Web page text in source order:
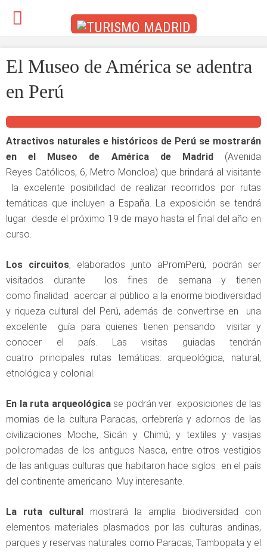
El Museo de América se adentra
en Perú
Atractivos naturales e históricos de Perú se mostrarán
en el Museo de América de Madrid(Avenida
Reyes Católicos, 6, Metro Moncloa) que brindará al visitante
la excelente posibilidad de realizar recorridos por rutas
temáticas que incluyen a España. La exposición se tendrá
lugar desde el próximo 19 de mayo hasta el final del año en
curso.
Los circuitos, elaborados junto aPromPerú, podrán ser
visitados durante los fines de semana y tienen
como finalidad acercar al público a la enorme biodiversidad
y riqueza cultural del Perú, además de convertirse en una
excelente guía para quienes tienen pensando visitar y
conocer el país. Las visitas guiadas tendrán
cuatro principales rutas temáticas: arqueológica, natural,
etnológica y colonial.
En la ruta arqueológica se podrán ver exposiciones de las
momias de la cultura Paracas, orfebrería y adornos de las
civilizaciones Moche, Sicán y Chimú; y textiles y vasijas
policromadas de los antiguos Nasca, entre otros vestigios
de las antiguas culturas que habitaron hace siglos en el país
del continente americano. Muy interesante.
La ruta cultural mostrará la amplia biodiversidad con
elementos materiales plasmados por las culturas andinas,
parques y reservas naturales como Paracas, Tambopata y el